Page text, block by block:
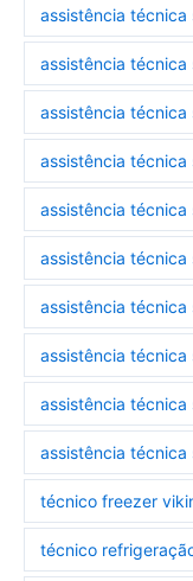
assistência
assistência
assistência
assistência
assistência
assistência
assistência
assistência
assistência
assistência
técnico freezer
técnico